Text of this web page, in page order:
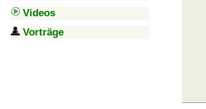
Videos
Vorträge